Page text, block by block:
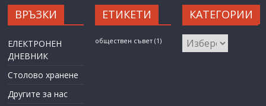
ВРЪЗКИ
ЕЛЕКТРОНЕН
ДНЕВНИК
Столово хранене
Другите за нас
ЕТИКЕТИ
обществен съвет (1)
КАТЕГОРИИ
КАТЕГОРИИ